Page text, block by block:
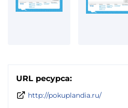
URL ресурса:
http://pokuplandia.ru/